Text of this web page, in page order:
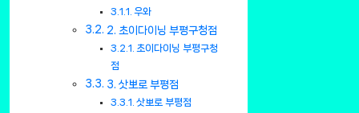
우와
2. 초이다이닝 부평구청점
초이다이닝 부평구청
점
3. 삿뽀로 부평점
삿뽀로 부평점